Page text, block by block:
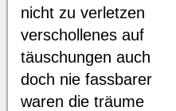
nicht zu verletzen
verschollenes auf
täuschungen auch
doch nie fassbarer
waren die träume